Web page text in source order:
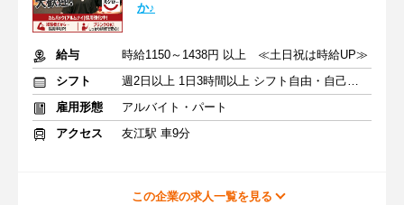
か♪
給与
時給1150～1438円 以上 ≪土日祝は時給UP≫
シフト
週2日以上 1日3時間以上 シフト自由・自己申告
雇用形態
アルバイト・パート
アクセス
友江駅 車9分
この企業の求人一覧を見る